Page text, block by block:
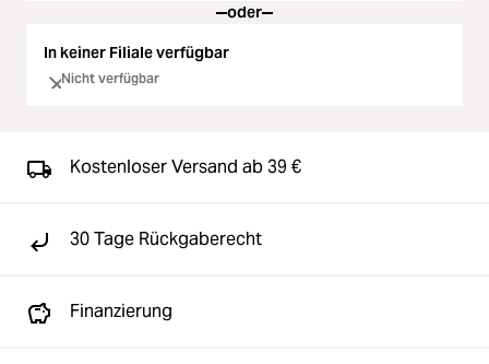
oder
In keiner Filiale verfügbar
Nicht verfügbar
Kostenloser Versand ab 39 €
30 Tage Rückgaberecht
Finanzierung